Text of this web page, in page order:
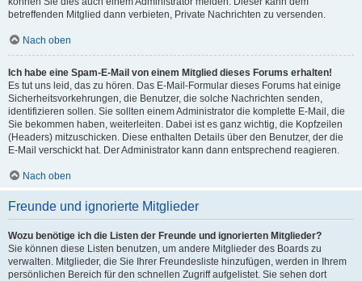
betreffenden Mitglied dann verbieten, Private Nachrichten zu versenden.
Nach oben
Ich habe eine Spam-E-Mail von einem Mitglied dieses Forums erhalten!
Es tut uns leid, das zu hören. Das E-Mail-Formular dieses Forums hat einige
Sicherheitsvorkehrungen, die Benutzer, die solche Nachrichten senden,
identifizieren sollen. Sie sollten einem Administrator die komplette E-Mail, die
Sie bekommen haben, weiterleiten. Dabei ist es ganz wichtig, die Kopfzeilen
(Headers) mitzuschicken. Diese enthalten Details über den Benutzer, der die
E-Mail verschickt hat. Der Administrator kann dann entsprechend reagieren.
Nach oben
Freunde und ignorierte Mitglieder
Wozu benötige ich die Listen der Freunde und ignorierten Mitglieder?
Sie können diese Listen benutzen, um andere Mitglieder des Boards zu
verwalten. Mitglieder, die Sie Ihrer Freundesliste hinzufügen, werden in Ihrem
persönlichen Bereich für den schnellen Zugriff aufgelistet. Sie sehen dort